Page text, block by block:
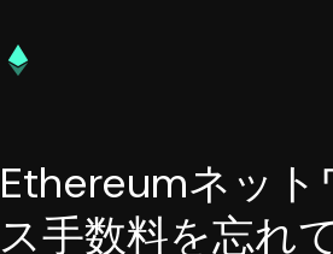
Ethereumネッ
ス手数料を忘れ